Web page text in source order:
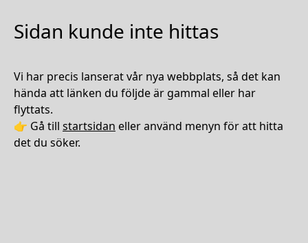
Sidan kunde inte hittas
Vi har precis lanserat vår nya webbplats, så det kan
hända att länken du följde är gammal eller har
flyttats.
👉 Gå till startsidan eller använd menyn för att hitta
det du söker.